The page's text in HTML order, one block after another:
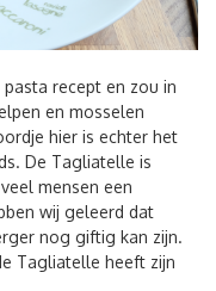
recept en zou in
en mosselen
hier is echter het
De Tagliatelle is
mensen een
wij geleerd dat
nog giftig kan zijn.
Tagliatelle heeft zijn